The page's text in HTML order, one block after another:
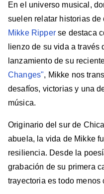
En el universo musical,
suelen relatar historias
Mikke Ripperse destaca
lienzo de su vida a través
lanzamiento de su
Changes", Mikke nos
desafíos, victorias y una
música.
Originario del sur de
abuela, la vida de Mikke
resiliencia. Desde la
grabación de su primera
trayectoria es todo menos